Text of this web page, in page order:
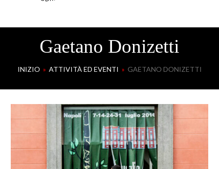
Gaetano Donizetti
INIZIO » ATTIVITÀ ED EVENTI » GAETANO DONIZETTI